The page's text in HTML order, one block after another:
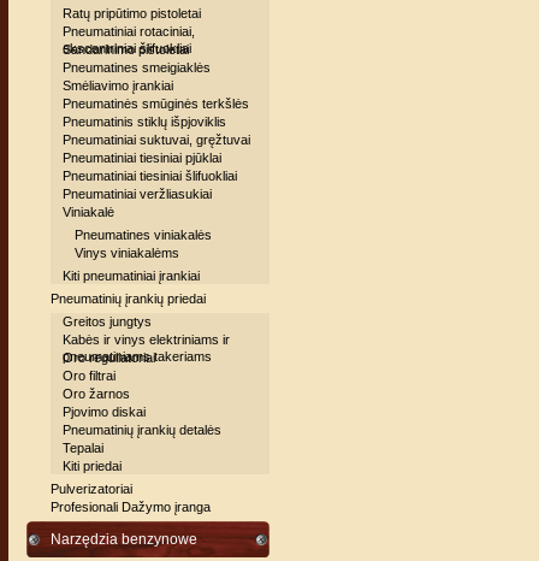
Ratų pripūtimo pistoletai
Pneumatiniai rotaciniai,
ekscentriniai šlifuokliai
Sandarinimo pistoletai
Pneumatines smeigiaklės
Smėliavimo įrankiai
Pneumatinės smūginės terkšlės
Pneumatinis stiklų išpjoviklis
Pneumatiniai suktuvai, gręžtuvai
Pneumatiniai tiesiniai pjūklai
Pneumatiniai tiesiniai šlifuokliai
Pneumatiniai veržliasukiai
Viniakalė
Pneumatines viniakalės
Vinys viniakalėms
Kiti pneumatiniai įrankiai
Pneumatinių įrankių priedai
Greitos jungtys
Kabės ir vinys elektriniams ir
pneumatiniams takeriams
Oro reguliatoriai
Oro filtrai
Oro žarnos
Pjovimo diskai
Pneumatinių įrankių detalės
Tepalai
Kiti priedai
Pulverizatoriai
Profesionali Dažymo įranga
Narzędzia benzynowe